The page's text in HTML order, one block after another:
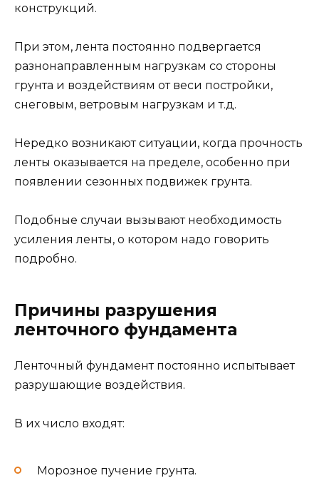
конструкций.
При этом, лента постоянно подвергается
разнонаправленным нагрузкам со стороны
грунта и воздействиям от веси постройки,
снеговым, ветровым нагрузкам и т.д.
Нередко возникают ситуации, когда прочность
ленты оказывается на пределе, особенно при
появлении сезонных подвижек грунта.
Подобные случаи вызывают необходимость
усиления ленты, о котором надо говорить
подробно.
Причины разрушения
ленточного фундамента
Ленточный фундамент постоянно испытывает
разрушающие воздействия.
В их число входят:
Морозное пучение грунта.